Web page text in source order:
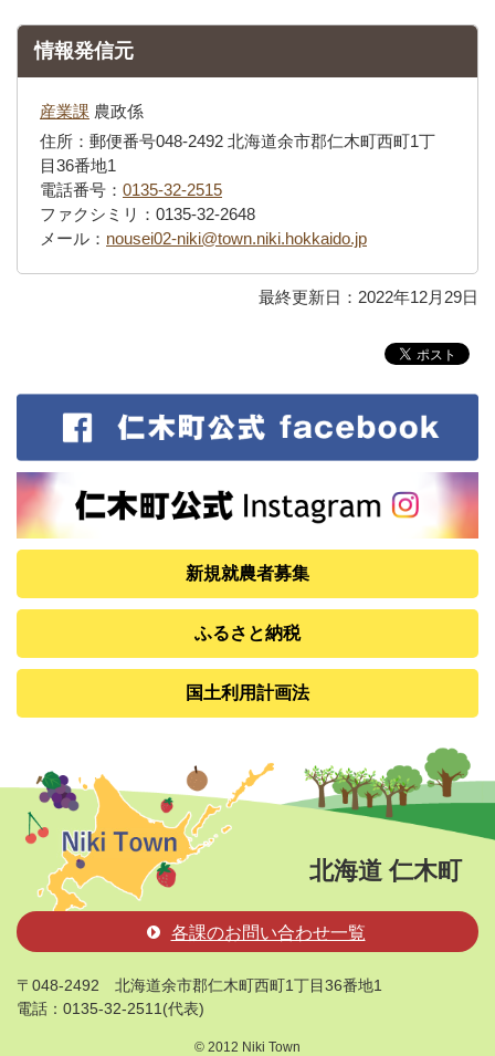
情報発信元
産業課 農政係
住所：郵便番号048-2492 北海道余市郡仁木町西町1丁
目36番地1
電話番号： 0135-32-2515
ファクシミリ：0135-32-2648
メール： nousei02-niki@town.niki.hokkaido.jp
最終更新日：2022年12月29日
新規就農者募集
ふるさと納税
国土利用計画法
北海道 仁木町
各課のお問い合わせ一覧
〒048-2492
北海道余市郡仁木町西町1丁目36番地1
電話：0135-32-2511(代表)
© 2012 Niki Town